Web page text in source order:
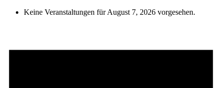
Keine Veranstaltungen für August 7, 2026 vorgesehen.